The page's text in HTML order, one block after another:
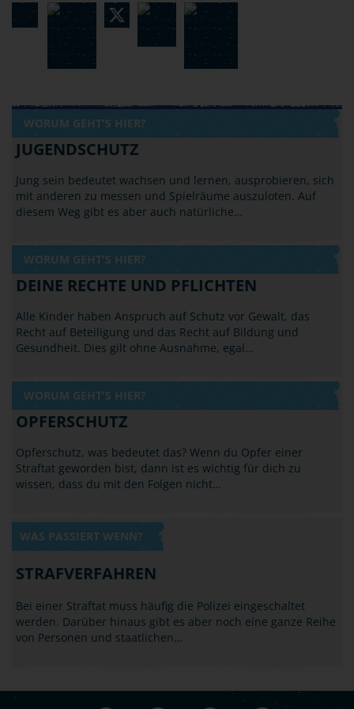
WORUM GEHT'S HIER?
JUGENDSCHUTZ
Jung sein bedeutet wachsen und lernen, ausprobieren, sich
mit anderen zu messen und Spielräume auszuloten. Auf
diesem Weg gibt es aber auch natürliche…
WORUM GEHT'S HIER?
DEINE RECHTE UND PFLICHTEN
Alle Kinder haben Anspruch auf Schutz vor Gewalt, das
Recht auf Beteiligung und das Recht auf Bildung und
Gesundheit. Dies gilt ohne Ausnahme, egal…
WORUM GEHT'S HIER?
OPFERSCHUTZ
Opferschutz, was bedeutet das? Wenn du Opfer einer
Straftat geworden bist, dann ist es wichtig für dich zu
wissen, dass du mit den Folgen nicht…
WAS PASSIERT WENN?
STRAFVERFAHREN
Bei einer Straftat muss häufig die Polizei eingeschaltet
werden. Darüber hinaus gibt es aber noch eine ganze Reihe
von Personen und staatlichen…